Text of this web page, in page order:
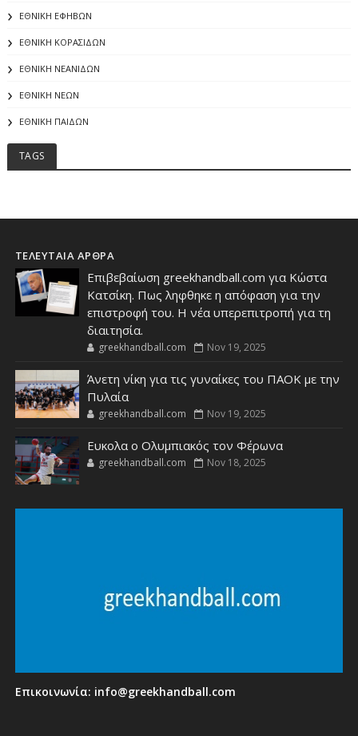
ΕΘΝΙΚΗ ΕΦΗΒΩΝ
ΕΘΝΙΚΗ ΚΟΡΑΣΙΔΩΝ
ΕΘΝΙΚΗ ΝΕΑΝΙΔΩΝ
ΕΘΝΙΚΗ ΝΕΩΝ
ΕΘΝΙΚΗ ΠΑΙΔΩΝ
TAGS
ΤΕΛΕΥΤΑΙΑ ΑΡΘΡΑ
Επιβεβαίωση greekhandball.com για Κώστα
Κατσίκη. Πως ληφθηκε η απόφαση για την
επιστροφή του. Η νέα υπερεπιτροπή για τη
διαιτησία.
greekhandball.com Nov 19, 2025
Άνετη νίκη για τις γυναίκες του ΠΑΟΚ με την
Πυλαία
greekhandball.com Nov 19, 2025
Ευκολα ο Ολυμπιακός τον Φέρωνα
greekhandball.com Nov 18, 2025
Επικοινωνία: info@greekhandball.com